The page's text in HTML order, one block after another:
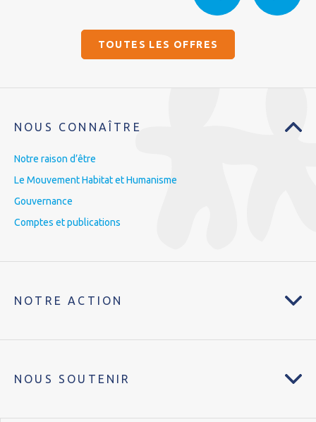
TOUTES LES OFFRES
NOUS CONNAÎTRE
Notre raison d’être
Le Mouvement Habitat et Humanisme
Gouvernance
Comptes et publications
NOTRE ACTION
NOUS SOUTENIR